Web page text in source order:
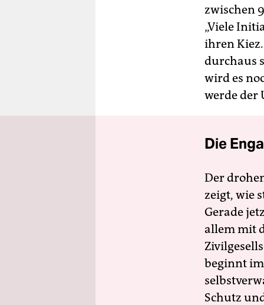
zwischen
„Viele
ihren
durchaus
wird es
werde der
Die
Der
zeigt, wie
Gerade
allem mit
beginnt
Schutz